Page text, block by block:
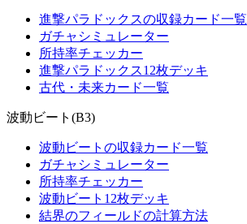
進撃パラドックスの収録カード一覧
ガチャシミュレーター
所持率チェッカー
進撃パラドックス12枚デッキ
古代・未来カード一覧
波動ビート(B3)
波動ビートの収録カード一覧
ガチャシミュレーター
所持率チェッカー
波動ビート12枚デッキ
結界のフィールドの計算方法